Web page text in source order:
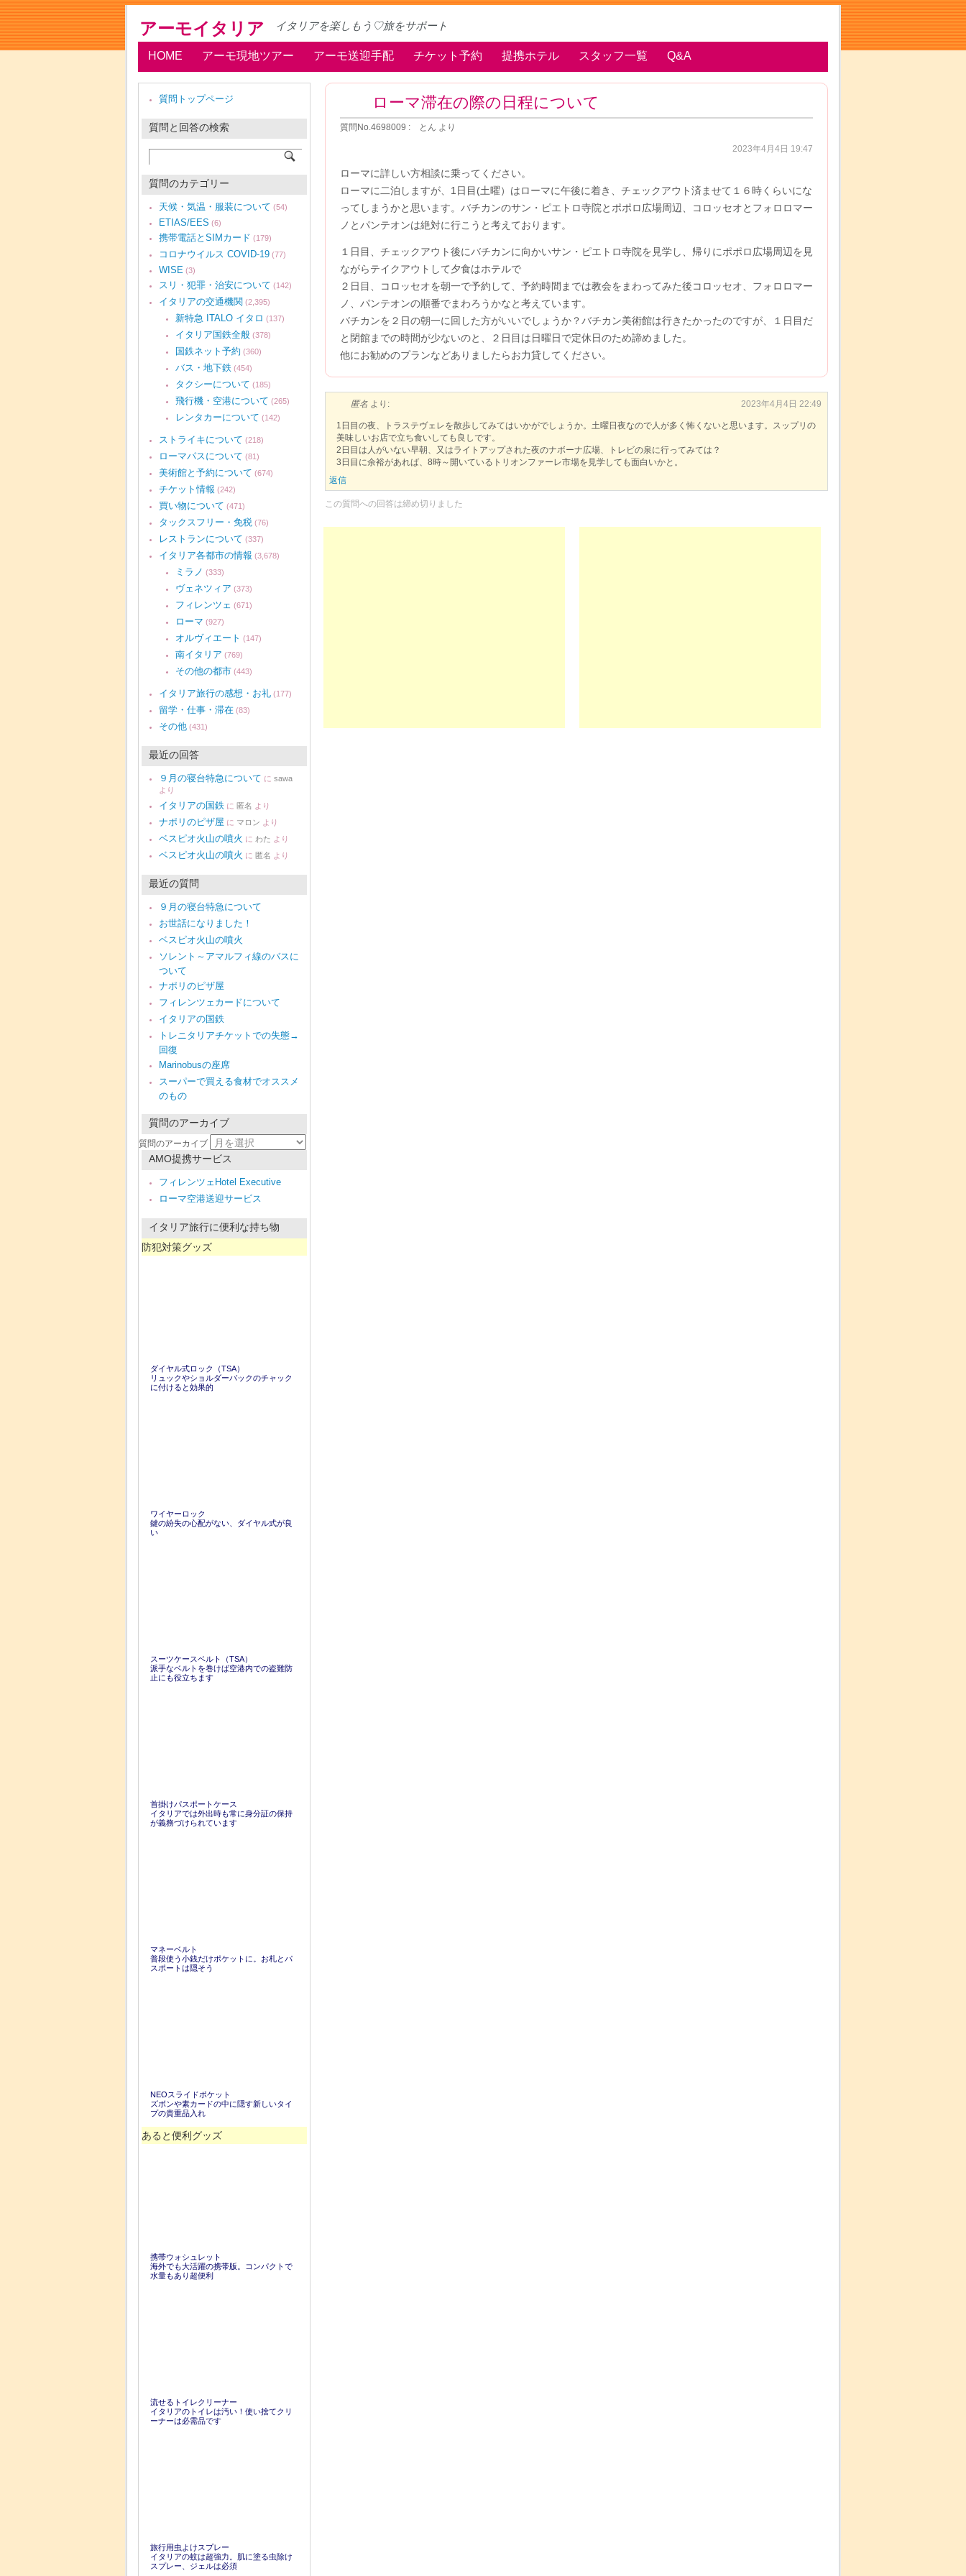
アーモイタリア イタリアを楽しもう♡旅をサポート
HOME アーモ現地ツアー アーモ送迎手配 チケット予約 提携ホテル スタッフ一覧 Q&A
ローマ滞在の際の日程について
質問No.4698009 : とん より
2023年4月4日 19:47
ローマに詳しい方相談に乗ってください。
ローマに二泊しますが、1日目(土曜）はローマに午後に着き、チェックアウト済ませて１６時くらいにな
ってしまうかと思います。バチカンのサン・ピエトロ寺院とポポロ広場周辺、コロッセオとフォロロマー
ノとパンテオンは絶対に行こうと考えております。
１日目、チェックアウト後にバチカンに向かいサン・ピエトロ寺院を見学し、帰りにポポロ広場周辺を見
ながらテイクアウトして夕食はホテルで
２日目、コロッセオを朝一で予約して、予約時間までは教会をまわってみた後コロッセオ、フォロロマー
ノ、パンテオンの順番でまわろうかなと考えています。
バチカンを２日の朝一に回した方がいいでしょうか？バチカン美術館は行きたかったのですが、１日目だ
と閉館までの時間が少ないのと、２日目は日曜日で定休日のため諦めました。
他にお勧めのプランなどありましたらお力貸してください。
匿名 より: 2023年4月4日 22:49
1日目の夜、トラステヴェレを散歩してみてはいかがでしょうか。土曜日夜なので人が多く怖くないと思います。スップリの
美味しいお店で立ち食いしても良しです。
2日目は人がいない早朝、又はライトアップされた夜のナボーナ広場、トレビの泉に行ってみては？
3日目に余裕があれば、8時～開いているトリオンファーレ市場を見学しても面白いかと。
返信
この質問への回答は締め切りました
質問トップページ
質問と回答の検索
質問のカテゴリー
天候・気温・服装について (54)
ETIAS/EES (6)
携帯電話とSIMカード (179)
コロナウイルス COVID-19 (77)
WISE (3)
スリ・犯罪・治安について (142)
イタリアの交通機関 (2,395)
新特急 ITALO イタロ (137)
イタリア国鉄全般 (378)
国鉄ネット予約 (360)
バス・地下鉄 (454)
タクシーについて (185)
飛行機・空港について (265)
レンタカーについて (142)
ストライキについて (218)
ローマパスについて (81)
美術館と予約について (674)
チケット情報 (242)
買い物について (471)
タックスフリー・免税 (76)
レストランについて (337)
イタリア各都市の情報 (3,678)
ミラノ (333)
ヴェネツィア (373)
フィレンツェ (671)
ローマ (927)
オルヴィエート (147)
南イタリア (769)
その他の都市 (443)
イタリア旅行の感想・お礼 (177)
留学・仕事・滞在 (83)
その他 (431)
最近の回答
９月の寝台特急について に sawa
より
イタリアの国鉄 に 匿名 より
ナポリのピザ屋 に マロン より
ベスピオ火山の噴火 に わた より
ベスピオ火山の噴火 に 匿名 より
最近の質問
９月の寝台特急について
お世話になりました！
ベスピオ火山の噴火
ソレント～アマルフィ線のバスに
ついて
ナポリのピザ屋
フィレンツェカードについて
イタリアの国鉄
トレニタリアチケットでの失態→
回復
Marinobusの座席
スーパーで買える食材でオススメ
のもの
質問のアーカイブ
質問のアーカイブ
AMO提携サービス
フィレンツェHotel Executive
ローマ空港送迎サービス
イタリア旅行に便利な持ち物
防犯対策グッズ
ダイヤル式ロック（TSA）
リュックやショルダーバックのチャック
に付けると効果的
ワイヤーロック
鍵の紛失の心配がない、ダイヤル式が良
い
スーツケースベルト（TSA）
派手なベルトを巻けば空港内での盗難防
止にも役立ちます
首掛けパスポートケース
イタリアでは外出時も常に身分証の保持
が義務づけられています
マネーベルト
普段使う小銭だけポケットに。お札とパ
スポートは隠そう
NEOスライドポケット
ズボンや素カードの中に隠す新しいタイ
プの貴重品入れ
あると便利グッズ
携帯ウォシュレット
海外でも大活躍の携帯版。コンパクトで
水量もあり超便利
流せるトイレクリーナー
イタリアのトイレは汚い！使い捨てクリ
ーナーは必需品です
旅行用虫よけスプレー
イタリアの蚊は超強力。肌に塗る虫除け
スプレー、ジェルは必須